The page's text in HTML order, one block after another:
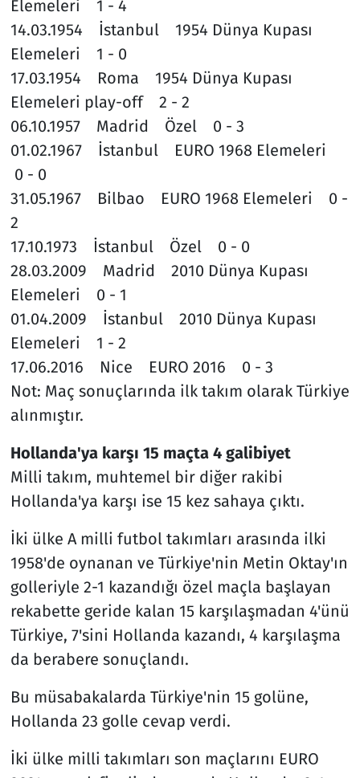
Elemeleri 1 - 4
14.03.1954 İstanbul 1954 Dünya Kupası
Elemeleri 1 - 0
17.03.1954 Roma 1954 Dünya Kupası
Elemeleri play-off 2 - 2
06.10.1957 Madrid Özel 0 - 3
01.02.1967 İstanbul EURO 1968 Elemeleri
0 - 0
31.05.1967 Bilbao EURO 1968 Elemeleri 0 -
2
17.10.1973 İstanbul Özel 0 - 0
28.03.2009 Madrid 2010 Dünya Kupası
Elemeleri 0 - 1
01.04.2009 İstanbul 2010 Dünya Kupası
Elemeleri 1 - 2
17.06.2016 Nice EURO 2016 0 - 3
Not: Maç sonuçlarında ilk takım olarak Türkiye
alınmıştır.
Hollanda'ya karşı 15 maçta 4 galibiyet
Milli takım, muhtemel bir diğer rakibi
Hollanda'ya karşı ise 15 kez sahaya çıktı.
İki ülke A milli futbol takımları arasında ilki
1958'de oynanan ve Türkiye'nin Metin Oktay'ın
golleriyle 2-1 kazandığı özel maçla başlayan
rekabette geride kalan 15 karşılaşmadan 4'ünü
Türkiye, 7'sini Hollanda kazandı, 4 karşılaşma
da berabere sonuçlandı.
Bu müsabakalarda Türkiye'nin 15 golüne,
Hollanda 23 golle cevap verdi.
İki ülke milli takımları son maçlarını EURO